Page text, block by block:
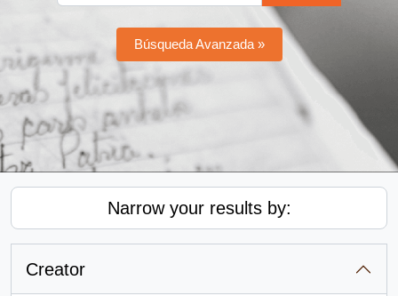
Búsqueda Avanzada »
Narrow your results by:
Creator